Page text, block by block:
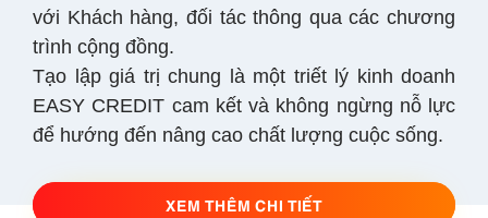
với Khách hàng, đối tác thông qua các chương
trình cộng đồng.
Tạo lập giá trị chung là một triết lý kinh doanh
EASY CREDIT cam kết và không ngừng nỗ lực
để hướng đến nâng cao chất lượng cuộc sống.
XEM THÊM CHI TIẾT